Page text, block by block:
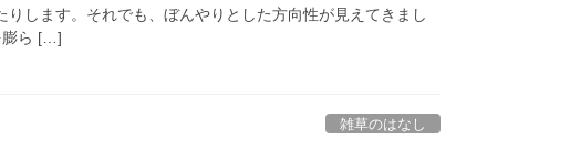
します。それでも、ぼんやりとした方向性が見えてきまし
膨ら […]
雑草のはなし